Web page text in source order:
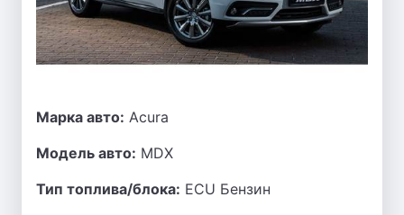
Марка авто: Acura
Модель авто: MDX
Тип топлива/блока: ECU Бензин